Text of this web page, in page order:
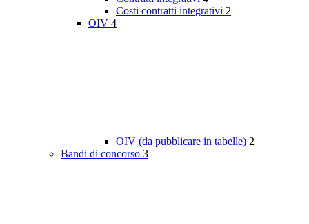
Costi contratti integrativi 2
OIV 4
OIV (da pubblicare in tabelle) 2
Bandi di concorso 3